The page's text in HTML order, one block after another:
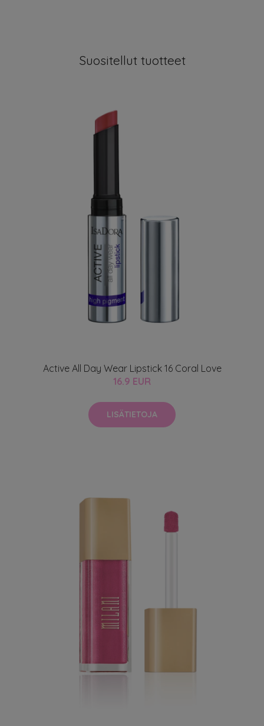
Suositellut tuotteet
Active All Day Wear Lipstick 16 Coral Love
16.9 EUR
LISÄTIETOJA